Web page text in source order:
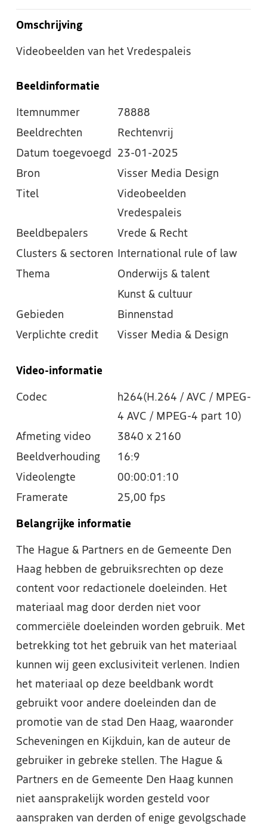
Omschrijving
Videobeelden van het Vredespaleis
Beeldinformatie
Itemnummer
78888
Beeldrechten
Rechtenvrij
Datum toegevoegd
23-01-2025
Bron
Visser Media Design
Titel
Videobeelden
Vredespaleis
Beeldbepalers
Vrede & Recht
Clusters & sectoren
International rule of law
Thema
Onderwijs & talent
Kunst & cultuur
Gebieden
Binnenstad
Verplichte credit
Visser Media & Design
Video-informatie
Codec
h264(H.264 / AVC / MPEG-
4 AVC / MPEG-4 part 10)
Afmeting video
3840 x 2160
Beeldverhouding
16:9
Videolengte
00:00:01:10
Framerate
25,00 fps
Belangrijke informatie
The Hague & Partners en de Gemeente Den
Haag hebben de gebruiksrechten op deze
content voor redactionele doeleinden. Het
materiaal mag door derden niet voor
commerciële doeleinden worden gebruik. Met
betrekking tot het gebruik van het materiaal
kunnen wij geen exclusiviteit verlenen. Indien
het materiaal op deze beeldbank wordt
gebruikt voor andere doeleinden dan de
promotie van de stad Den Haag, waaronder
Scheveningen en Kijkduin, kan de auteur de
gebruiker in gebreke stellen. The Hague &
Partners en de Gemeente Den Haag kunnen
niet aansprakelijk worden gesteld voor
aanspraken van derden of enige gevolgschade